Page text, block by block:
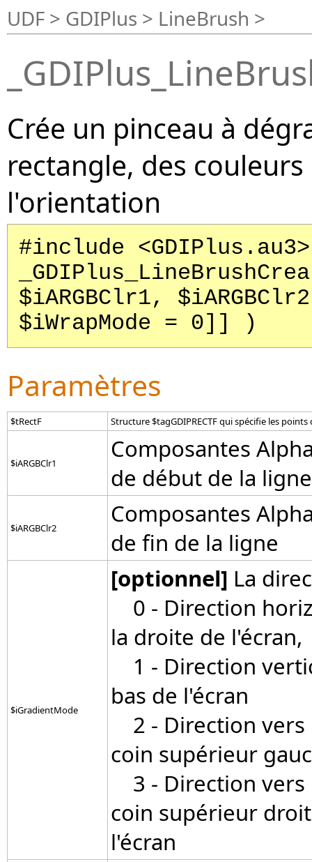
UDF > GDIPlus > LineBrush >
Crée un pinceau à
rectangle, des
l'orientation
#include <GDIPlus.au3>
$iARGBClr1,
$iWrapMode = 0]] )
Paramètres
$tRectF Structure $tagGDIPRECTF qui spécifie les
$iARGBClr1
Composantes
de début de la ligne
$iARGBClr2
Composantes
de fin de la ligne
$iGradientMode
[optionnel] La
0 - Direction
la droite de l'écran,
1 - Direction
bas de l'écran
2 - Direction vers
coin supérieur
3 - Direction vers
coin supérieur
l'écran